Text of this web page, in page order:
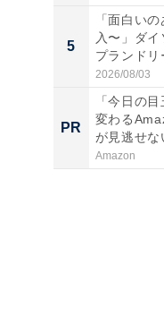
5
「面白い
入〜」ダ
プランド
題。“さま...
2026/08/03
PR
「今日の
変わる
が見逃せな
Amazon